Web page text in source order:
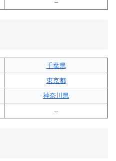
–
千葉県
東京都
神奈川県
–